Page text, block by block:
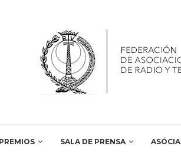
PREMIOS SALA DE PRENSA